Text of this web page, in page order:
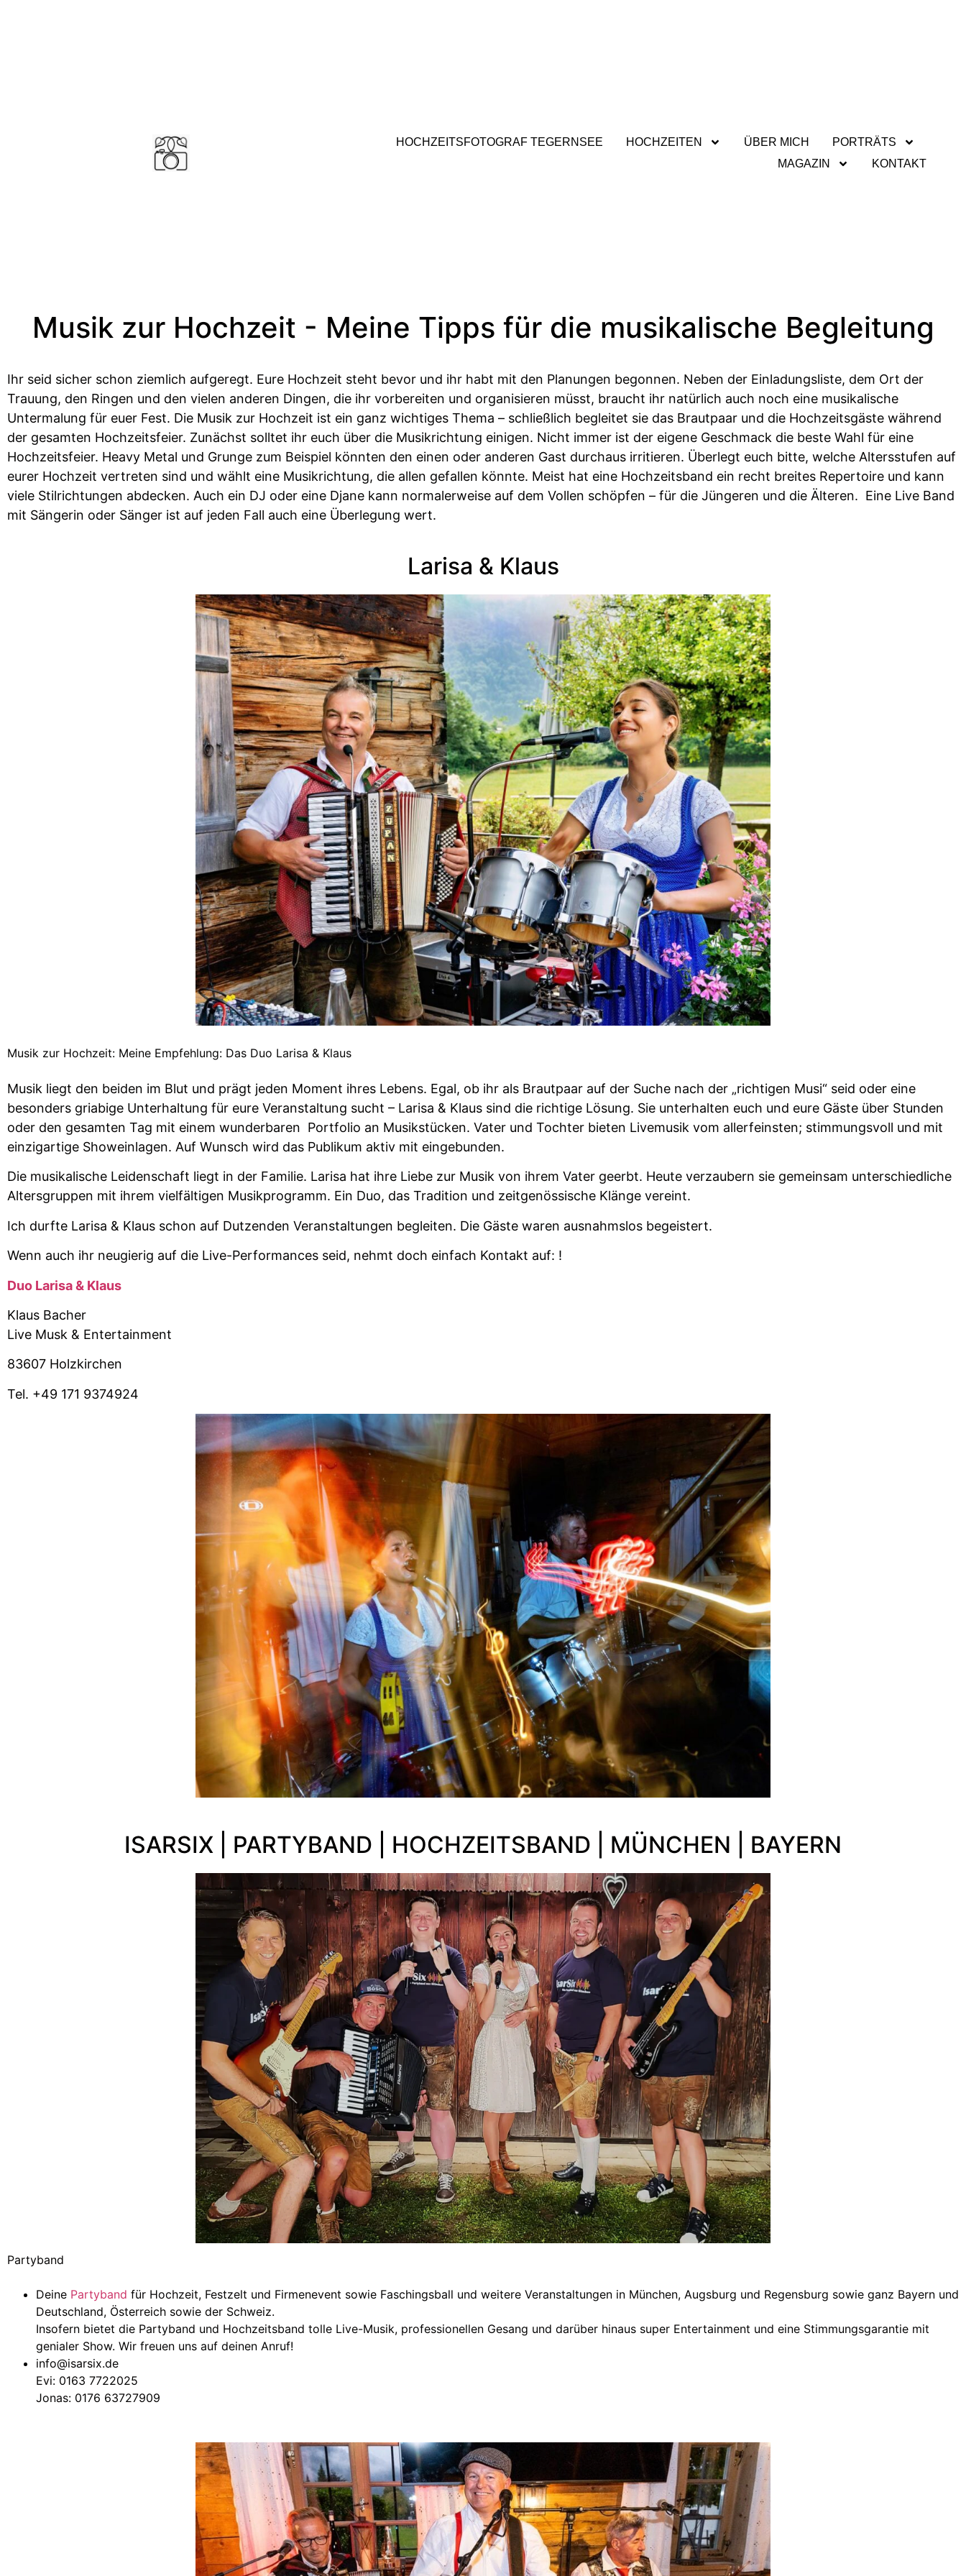
HOCHZEITSFOTOGRAF TEGERNSEE HOCHZEITEN ÜBER MICH
PORTRÄTS
MAGAZIN
KONTAKT
Musik zur Hochzeit - Meine Tipps für die musikalische Begleitung
Ihr seid sicher schon ziemlich aufgeregt. Eure Hochzeit steht bevor und ihr habt mit den Planungen begonnen. Neben der Einladungsliste, dem Ort der
Trauung, den Ringen und den vielen anderen Dingen, die ihr vorbereiten und organisieren müsst, braucht ihr natürlich auch noch eine musikalische
Untermalung für euer Fest. Die Musik zur Hochzeit ist ein ganz wichtiges Thema – schließlich begleitet sie das Brautpaar und die Hochzeitsgäste während
der gesamten Hochzeitsfeier. Zunächst solltet ihr euch über die Musikrichtung einigen. Nicht immer ist der eigene Geschmack die beste Wahl für eine
Hochzeitsfeier. Heavy Metal und Grunge zum Beispiel könnten den einen oder anderen Gast durchaus irritieren. Überlegt euch bitte, welche Altersstufen auf
eurer Hochzeit vertreten sind und wählt eine Musikrichtung, die allen gefallen könnte. Meist hat eine Hochzeitsband ein recht breites Repertoire und kann
viele Stilrichtungen abdecken. Auch ein DJ oder eine Djane kann normalerweise auf dem Vollen schöpfen – für die Jüngeren und die Älteren. Eine Live Band
mit Sängerin oder Sänger ist auf jeden Fall auch eine Überlegung wert.
Larisa & Klaus
Musik zur Hochzeit: Meine Empfehlung: Das Duo Larisa & Klaus
Musik liegt den beiden im Blut und prägt jeden Moment ihres Lebens. Egal, ob ihr als Brautpaar auf der Suche nach der „richtigen Musi“ seid oder eine
besonders griabige Unterhaltung für eure Veranstaltung sucht – Larisa & Klaus sind die richtige Lösung. Sie unterhalten euch und eure Gäste über Stunden
oder den gesamten Tag mit einem wunderbaren Portfolio an Musikstücken. Vater und Tochter bieten Livemusik vom allerfeinsten; stimmungsvoll und mit
einzigartige Showeinlagen. Auf Wunsch wird das Publikum aktiv mit eingebunden.
Die musikalische Leidenschaft liegt in der Familie. Larisa hat ihre Liebe zur Musik von ihrem Vater geerbt. Heute verzaubern sie gemeinsam unterschiedliche
Altersgruppen mit ihrem vielfältigen Musikprogramm. Ein Duo, das Tradition und zeitgenössische Klänge vereint.
Ich durfte Larisa & Klaus schon auf Dutzenden Veranstaltungen begleiten. Die Gäste waren ausnahmslos begeistert.
Wenn auch ihr neugierig auf die Live-Performances seid, nehmt doch einfach Kontakt auf: !
Duo Larisa & Klaus
Klaus Bacher
Live Musk & Entertainment
83607 Holzkirchen
Tel. +49 171 9374924
ISARSIX | PARTYBAND | HOCHZEITSBAND | MÜNCHEN | BAYERN
Partyband
Deine Partyband für Hochzeit, Festzelt und Firmenevent sowie Faschingsball und weitere Veranstaltungen in München, Augsburg und Regensburg sowie ganz Bayern und
Deutschland, Österreich sowie der Schweiz.
Insofern bietet die Partyband und Hochzeitsband tolle Live-Musik, professionellen Gesang und darüber hinaus super Entertainment und eine Stimmungsgarantie mit
genialer Show. Wir freuen uns auf deinen Anruf!
info@isarsix.de
Evi: 0163 7722025
Jonas: 0176 63727909